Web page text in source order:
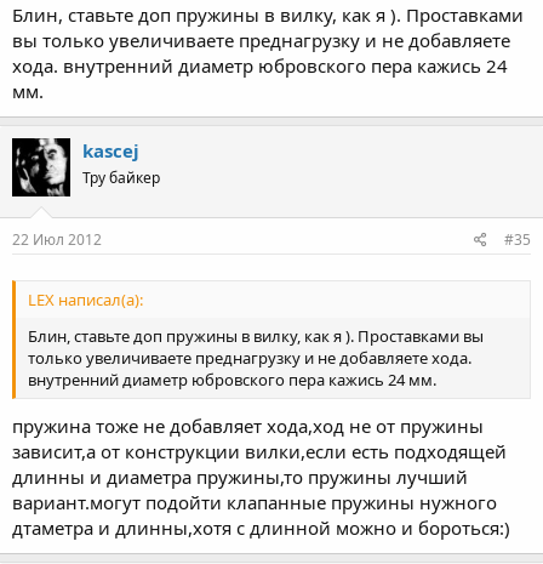
Блин, ставьте доп пружины в вилку, как я ). Проставками
вы только увеличиваете преднагрузку и не добавляете
хода. внутренний диаметр юбровского пера кажись 24
мм.
kascej
Тру байкер
22 Июл 2012 #35
LEX написал(а):
Блин, ставьте доп пружины в вилку, как я ). Проставками вы
только увеличиваете преднагрузку и не добавляете хода.
внутренний диаметр юбровского пера кажись 24 мм.
пружина тоже не добавляет хода,ход не от пружины
зависит,а от конструкции вилки,если есть подходящей
длинны и диаметра пружины,то пружины лучший
вариант.могут подойти клапанные пружины нужного
дтаметра и длинны,хотя с длинной можно и бороться:)